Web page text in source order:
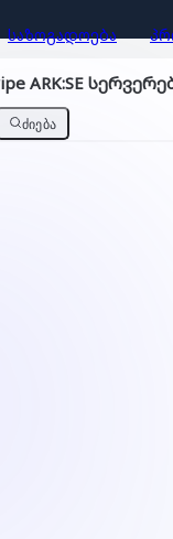
ᲡᲐᲖᲝᲒᲐᲓᲝᲔᲑᲐ
ARK:SE
ᲫᲘᲔᲑᲐ